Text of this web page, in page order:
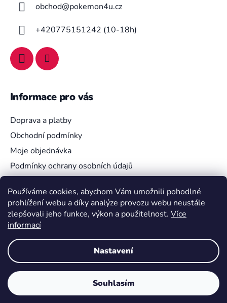
Používáme cookies, abychom Vám umožnili pohodlné
prohlížení webu a díky analýze provozu webu neustále
zlepšovali jeho funkce, výkon a použitelnost. Více
informací
Nastavení
Souhlasím
obchod@pokemon4u.cz
+420775151242 (10-18h)
Informace pro vás
Doprava a platby
Obchodní podmínky
Moje objednávka
Podmínky ochrany osobních údajů
Vyhledávání
HLEDAT
Vytvořil Shoptet
Copyright 2026Pokemon4U. Všechna práva vyhrazena.